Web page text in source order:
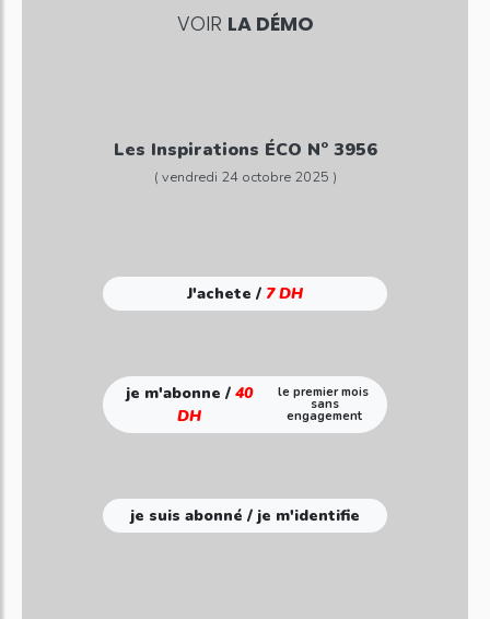
VOIR LA DÉMO
Les Inspirations ÉCO N° 3956
( vendredi 24 octobre 2025 )
J'achete / 7 DH
je m'abonne /40
DH
le premier mois
sans
engagement
je suis abonné / je m'identifie